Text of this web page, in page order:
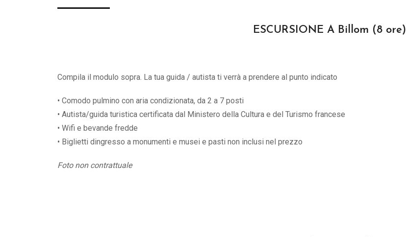
ESCURSIONE A Billom (8 ore)
Compila il modulo sopra. La tua guida / autista ti verrà a prendere al punto indicato
• Comodo pulmino con aria condizionata, da 2 a 7 posti
• Autista/guida turistica certificata dal Ministero della Cultura e del Turismo francese
• Wifi e bevande fredde
• Biglietti dingresso a monumenti e musei e pasti non inclusi nel prezzo
Foto non contrattuale